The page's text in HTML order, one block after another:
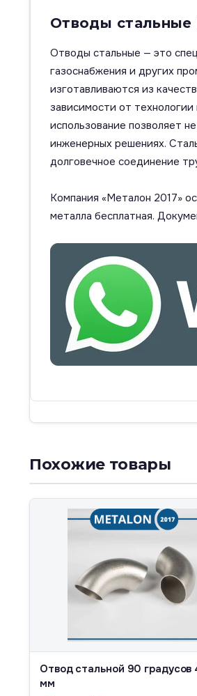
Отводы стальные
Отводы стальные — это
газоснабжения и других
изготавливаются из
зависимости от
использование позволяет
инженерных решениях.
долговечное соединение
Компания «Металон 2017»
металла бесплатная.
Похожие товары
Отвод стальной 90 градусов
мм